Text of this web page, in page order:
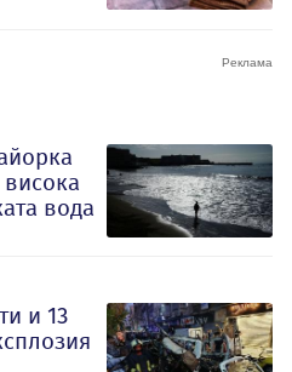
вода
и 13